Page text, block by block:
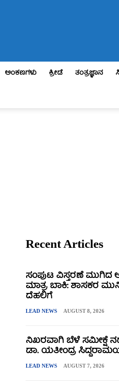
ಅಂಕಣಗಳು ಕ್ರೀಡೆ ತಂತ್ರಜ್ಞಾನ
Recent Articles
ಸಂಪುಟ ವಿಸ್ತರಣೆ ಮುಗಿದ
ಮಾತ್ರ ಬಾಕಿ: ಶಾಸಕರ
ದೆಹಲಿಗೆ
LEAD NEWS AUGUST 8, 2026
ನಿಖರವಾಗಿ ಬೆಳೆ ಸಮೀಕ್ಷೆ
ಡಾ. ಯತೀಂದ್ರ
LEAD NEWS AUGUST 7, 2026